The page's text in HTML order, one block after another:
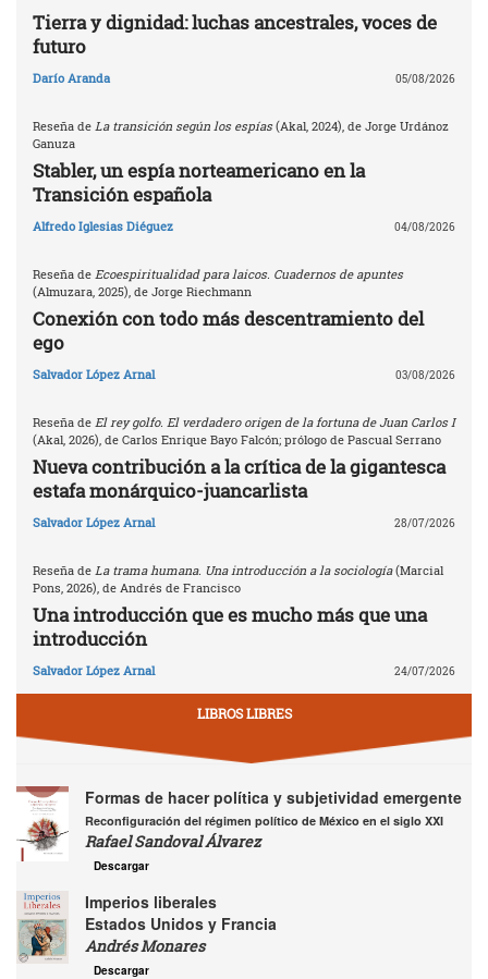
Tierra y dignidad: luchas ancestrales, voces de
futuro
Darío Aranda 05/08/2026
Reseña de La transición según los espías (Akal, 2024), de Jorge Urdánoz
Ganuza
Stabler, un espía norteamericano en la
Transición española
Alfredo Iglesias Diéguez 04/08/2026
Reseña de Ecoespiritualidad para laicos. Cuadernos de apuntes
(Almuzara, 2025), de Jorge Riechmann
Conexión con todo más descentramiento del
ego
Salvador López Arnal 03/08/2026
Reseña de El rey golfo. El verdadero origen de la fortuna de Juan Carlos I
(Akal, 2026), de Carlos Enrique Bayo Falcón; prólogo de Pascual Serrano
Nueva contribución a la crítica de la gigantesca
estafa monárquico-juancarlista
Salvador López Arnal 28/07/2026
Reseña de La trama humana. Una introducción a la sociología(Marcial
Pons, 2026), de Andrés de Francisco
Una introducción que es mucho más que una
introducción
Salvador López Arnal 24/07/2026
LIBROS LIBRES
Formas de hacer política y subjetividad emergente
Reconfiguración del régimen político de México en el siglo XXI
Rafael Sandoval Álvarez
Descargar
Imperios liberales
Estados Unidos y Francia
Andrés Monares
Descargar